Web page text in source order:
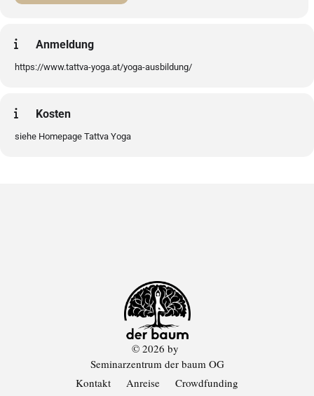
Anmeldung
https://www.tattva-yoga.at/yoga-ausbildung/
Kosten
siehe Homepage Tattva Yoga
Kontakt Anreise Crowdfunding
© 2026 by
Seminarzentrum der baum OG